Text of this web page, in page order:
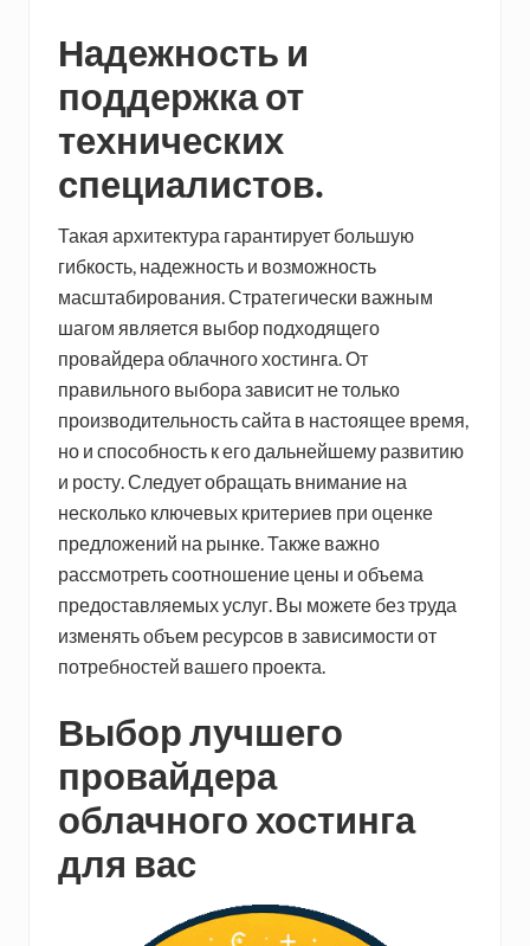
Надежность и
поддержка от
технических
специалистов.
Такая архитектура гарантирует большую
гибкость, надежность и возможность
масштабирования. Стратегически важным
шагом является выбор подходящего
провайдера облачного хостинга. От
правильного выбора зависит не только
производительность сайта в настоящее время,
но и способность к его дальнейшему развитию
и росту. Следует обращать внимание на
несколько ключевых критериев при оценке
предложений на рынке. Также важно
рассмотреть соотношение цены и объема
предоставляемых услуг. Вы можете без труда
изменять объем ресурсов в зависимости от
потребностей вашего проекта.
Выбор лучшего
провайдера
облачного хостинга
для вас